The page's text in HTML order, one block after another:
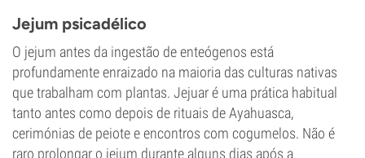
Jejum psicadélico
O jejum antes da ingestão de enteógenos está
profundamente enraizado na maioria das culturas nativas
que trabalham com plantas. Jejuar é uma prática habitual
tanto antes como depois de rituais de Ayahuasca,
cerimónias de peiote e encontros com cogumelos. Não é
raro prolongar o jejum durante alguns dias após a